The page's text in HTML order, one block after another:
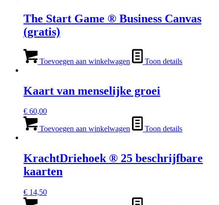
The Start Game ® Business Canvas
(gratis)
Toevoegen aan winkelwagen Toon details
Kaart van menselijke groei
€ 60,00
Toevoegen aan winkelwagen Toon details
KrachtDriehoek ® 25 beschrijfbare
kaarten
€ 14,50